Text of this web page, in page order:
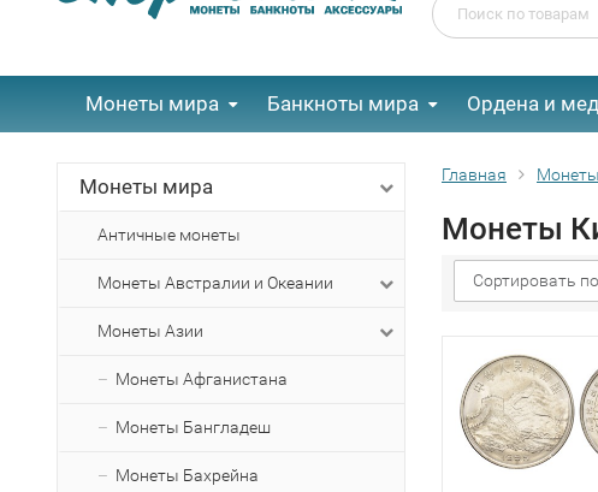
Монеты мира Банкноты мира Ордена и
Монеты мира
Античные монеты
Монеты Австралии и Океании
Монеты Азии
Монеты Афганистана
Монеты Бангладеш
Монеты Бахрейна
Главная
Монеты
Сортировать